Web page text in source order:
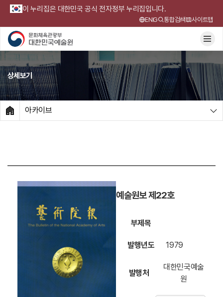
이 누리집은 대한민국 공식 전자정부 누리집입니다.
ENG 통합검색 사이트맵
상세보기
HOME
아카이브
예술원보 제22호
부제목
발행년도 1979
발행처
대한민국예술
원